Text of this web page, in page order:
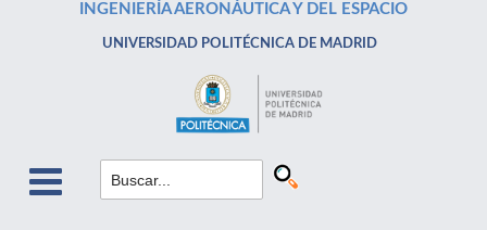
INGENIERÍA AERONÁUTICA Y DEL ESPACIO
UNIVERSIDAD POLITÉCNICA DE MADRID